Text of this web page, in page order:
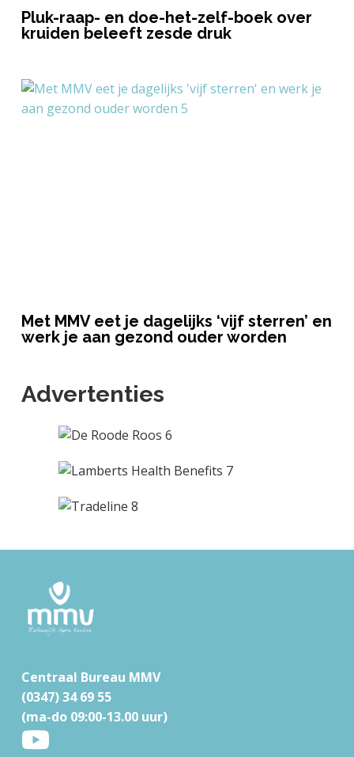
Pluk-raap- en doe-het-zelf-boek over
kruiden beleeft zesde druk
Met MMV eet je dagelijks ‘vijf sterren’ en
werk je aan gezond ouder worden
Advertenties
Centraal Bureau MMV
(0347) 34 69 55
(ma-do 09:00-13.00 uur)